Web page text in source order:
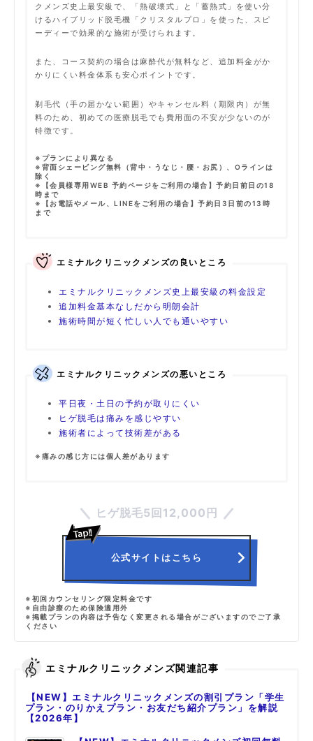
クメンズ史上最安級で、「熱破壊式」と「蓄熱式」を使い分
けるハイブリッド脱毛機「クリスタルプロ」を使った、スピ
ーディーで効果的な施術が受けられます。
また、コース契約の場合は麻酔代が無料など、追加料金がか
かりにくい料金体系も安心ポイントです。
剃毛代（手の届かない範囲）やキャンセル料（期限内）が無
料のため、初めての医療脱毛でも費用面の不安が少ないのが
特徴です。
※プランにより異なる
※背面シェービング無料（背中・うなじ・腰・お尻）、Oラインは
除く
※【会員様専用WEB 予約ページをご利用の場合】予約日前日の18
時まで
※【お電話やメール、LINEをご利用の場合】予約日3日前の13時
まで
エミナルクリニックメンズの良いところ
エミナルクリニックメンズ史上最安級の料金設定
追加料金基本なしだから明朗会計
施術時間が短く忙しい人でも通いやすい
エミナルクリニックメンズの悪いところ
平日夜・土日の予約が取りにくい
ヒゲ脱毛は痛みを感じやすい
施術者によって技術差がある
※痛みの感じ方には個人差があります
ヒゲ脱毛5回12,000円
公式サイトはこちら
※初回カウンセリング限定料金です
※自由診療のため保険適用外
※掲載プランの内容は予告なく変更される場合がございますのでご了承
ください
エミナルクリニックメンズ関連記事
【NEW】エミナルクリニックメンズの割引プラン「学生
プラン・のりかえプラン・お友だち紹介プラン」を解説
【2026年】